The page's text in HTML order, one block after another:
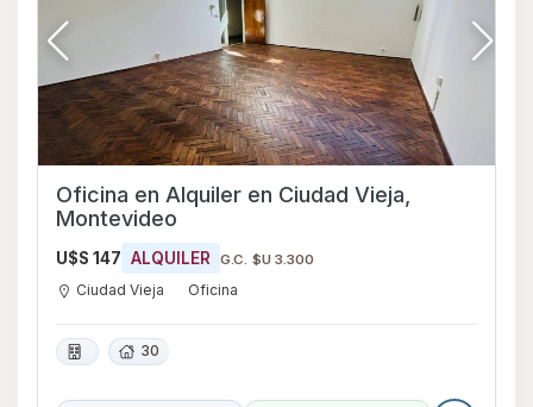
Oficina en Alquiler en Ciudad Vieja,
Montevideo
U$S 147 ALQUILER G.C. $U 3.300
Ciudad Vieja Oficina
30